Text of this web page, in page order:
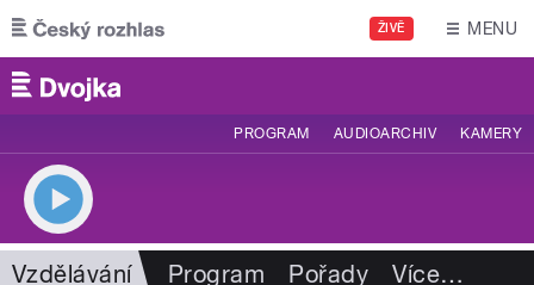
Přejít k hlavnímu obsahu
ŽIVĚ MENU
PROGRAM AUDIOARCHIV KAMERY
Vzdělávání Program Pořady Více…